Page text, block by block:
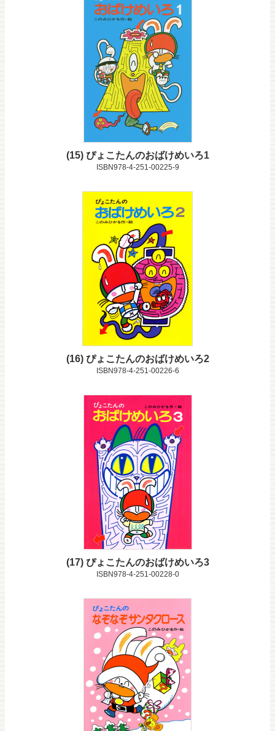
15 ぴょこたんのおばけめいろ1
ISBN978-4-251-00225-9
16 ぴょこたんのおばけめいろ2
ISBN978-4-251-00226-6
17 ぴょこたんのおばけめいろ3
ISBN978-4-251-00228-0